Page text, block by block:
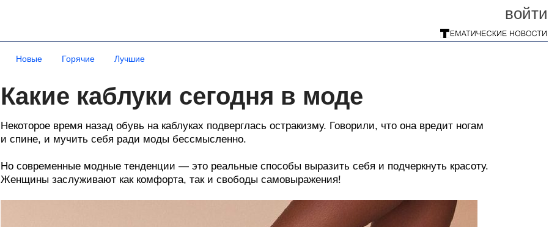
войти
Новые Горячие Лучшие
Какие каблуки сегодня в моде
Некоторое время назад обувь на каблуках подверглась остракизму. Говорили, что она вредит ногам
и спине, и мучить себя ради моды бессмысленно.
Но современные модные тенденции — это реальные способы выразить себя и подчеркнуть красоту.
Женщины заслуживают как комфорта, так и свободы самовыражения!